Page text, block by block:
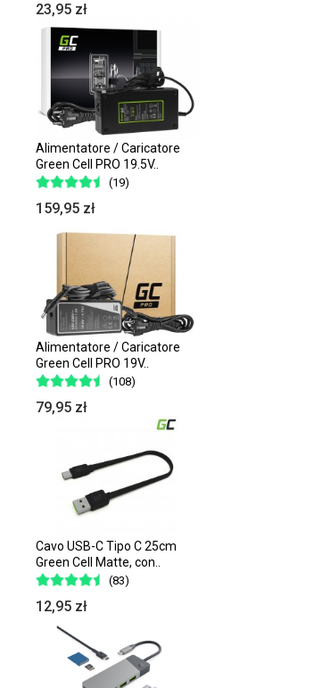
23,95 zł
Alimentatore / Caricatore
Green Cell PRO 19.5V..
(19)
159,95 zł
Alimentatore / Caricatore
Green Cell PRO 19V..
(108)
79,95 zł
Cavo USB-C Tipo C 25cm
Green Cell Matte, con..
(83)
12,95 zł